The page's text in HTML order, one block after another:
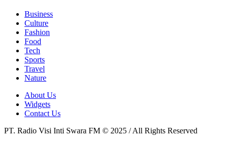
Business
Culture
Fashion
Food
Tech
Sports
Travel
Nature
About Us
Widgets
Contact Us
PT. Radio Visi Inti Swara FM © 2025 / All Rights Reserved